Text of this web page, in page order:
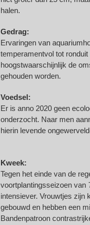
halen.
Gedrag:
Ervaringen van
temperamentvol tot
hoogstwaarschijnlijk de
gehouden worden.
Voedsel:
Er is anno 2020 geen
onderzocht. Naar men
hierin levende
Kweek:
Tegen het einde van de
voortplantingsseizoen van
intensiever. Vrouwtjes zijn
gebouwd en hebben een
Bandenpatroon